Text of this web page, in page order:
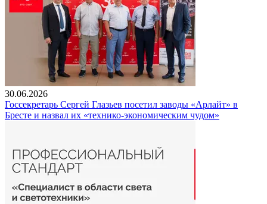
30.06.2026
Госсекретарь Сергей Глазьев посетил заводы «Арлайт» в
Бресте и назвал их «технико-экономическим чудом»